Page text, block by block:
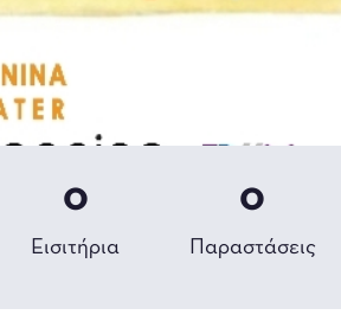
Εισιτήρια
0
Παραστάσεις
0